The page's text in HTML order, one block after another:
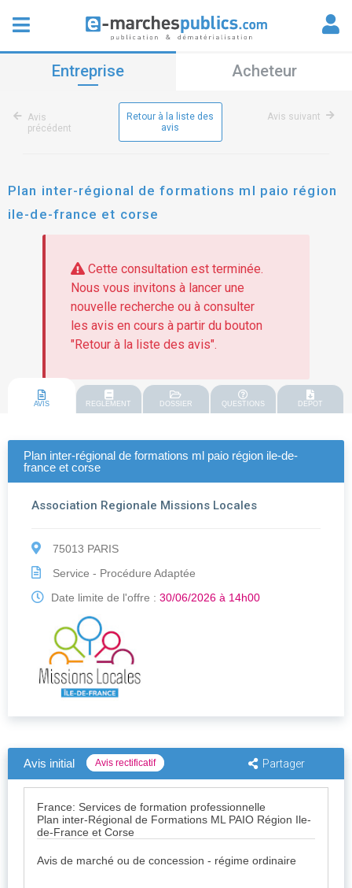
Entreprise Acheteur
Avis
précédent
Retour à la liste des
avis
Avis suivant
Plan inter-régional de formations ml paio région
ile-de-france et corse
Cette consultation est terminée.
Nous vous invitons à lancer une
nouvelle recherche ou à consulter
les avis en cours à partir du bouton
"Retour à la liste des avis".
AVIS REGLEMENT DOSSIER QUESTIONS DEPOT
Plan inter-régional de formations ml paio région ile-de-
france et corse
Association Regionale Missions Locales
75013 PARIS
Service - Procédure Adaptée
Date limite de l'offre : 30/06/2026 à 14h00
Avis initial Avis rectificatif Partager
France: Services de formation professionnelle
Plan inter-Régional de Formations ML PAIO Région Ile-
de-France et Corse
Avis de marché ou de concession - régime ordinaire